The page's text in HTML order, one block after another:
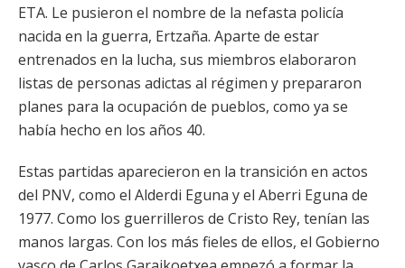
ETA. Le pusieron el nombre de la nefasta policía
nacida en la guerra, Ertzaña. Aparte de estar
entrenados en la lucha, sus miembros elaboraron
listas de personas adictas al régimen y prepararon
planes para la ocupación de pueblos, como ya se
había hecho en los años 40.
Estas partidas aparecieron en la transición en actos
del PNV, como el Alderdi Eguna y el Aberri Eguna de
1977. Como los guerrilleros de Cristo Rey, tenían las
manos largas. Con los más fieles de ellos, el Gobierno